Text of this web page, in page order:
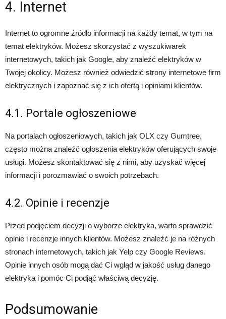
4. Internet
Internet to ogromne źródło informacji na każdy temat, w tym na
temat elektryków. Możesz skorzystać z wyszukiwarek
internetowych, takich jak Google, aby znaleźć elektryków w
Twojej okolicy. Możesz również odwiedzić strony internetowe firm
elektrycznych i zapoznać się z ich ofertą i opiniami klientów.
4.1. Portale ogłoszeniowe
Na portalach ogłoszeniowych, takich jak OLX czy Gumtree,
często można znaleźć ogłoszenia elektryków oferujących swoje
usługi. Możesz skontaktować się z nimi, aby uzyskać więcej
informacji i porozmawiać o swoich potrzebach.
4.2. Opinie i recenzje
Przed podjęciem decyzji o wyborze elektryka, warto sprawdzić
opinie i recenzje innych klientów. Możesz znaleźć je na różnych
stronach internetowych, takich jak Yelp czy Google Reviews.
Opinie innych osób mogą dać Ci wgląd w jakość usług danego
elektryka i pomóc Ci podjąć właściwą decyzję.
Podsumowanie